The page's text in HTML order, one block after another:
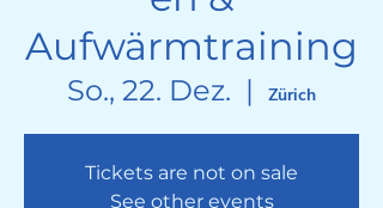
Aufwärmtraining
So., 22. Dez.
  |
Zürich
Tickets are not on sale
See other events